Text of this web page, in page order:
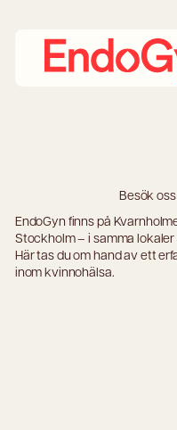
Besök oss
EndoGyn finns på
Stockholm – i samma
Här tas du om hand av ett
inom kvinnohälsa.